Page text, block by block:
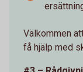
Välkommen
få hjälp med